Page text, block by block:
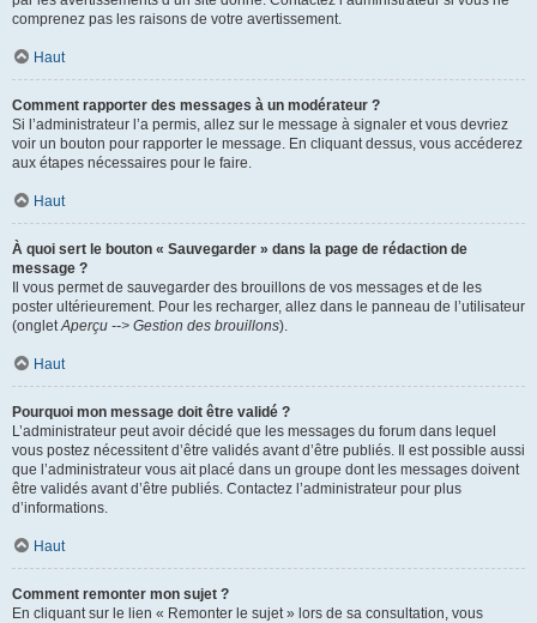
comprenez pas les raisons de votre avertissement.
Haut
Comment rapporter des messages à un modérateur ?
Si l’administrateur l’a permis, allez sur le message à signaler et vous devriez
voir un bouton pour rapporter le message. En cliquant dessus, vous accéderez
aux étapes nécessaires pour le faire.
Haut
À quoi sert le bouton « Sauvegarder » dans la page de rédaction de
message ?
Il vous permet de sauvegarder des brouillons de vos messages et de les
poster ultérieurement. Pour les recharger, allez dans le panneau de l’utilisateur
(ongletAperçu --> Gestion des brouillons).
Haut
Pourquoi mon message doit être validé ?
L’administrateur peut avoir décidé que les messages du forum dans lequel
vous postez nécessitent d’être validés avant d’être publiés. Il est possible aussi
que l’administrateur vous ait placé dans un groupe dont les messages doivent
être validés avant d’être publiés. Contactez l’administrateur pour plus
d’informations.
Haut
Comment remonter mon sujet ?
En cliquant sur le lien « Remonter le sujet » lors de sa consultation, vous